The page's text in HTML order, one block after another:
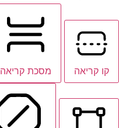
קו קריאה מסכת קריאה